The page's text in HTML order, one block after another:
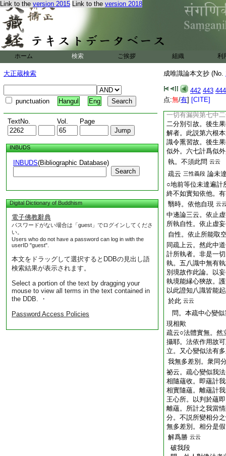
Link to the version 2015 Link to the version 2018
ホーム 検索 ご挨拶 組織 利
大正蔵検索
punctuation Hangul Eng
TextNo. Vol. Page
INBUDS
INBUDS(Bibliographic Database)
Search
Digital Dictionary of Buddhism
電子佛教辭典
パスワードがない場合は「guest」でログインしてくださ
い。
Users who do not have a password can log in with the
userID "guest".
本文をドラッグして選択するとDDBの見出し語
検索結果が表示されます。
Select a portion of the text by dragging your
mouse to view all terms in the text contained in
the DDB. ・
Password Access Policies
成唯識論本文抄 (No.
442 443 444
点:無/有] [CITE]
我執行。故心起時
有漏位似我法。無
前依執説。分別熏
依無漏。無漏之心
相生 云云
要云。我法分別熏
云。諸識生似我法
之力。爲亦不由。
別。後生果時應不
但説我法熏爲因。
一切有漏與第七中
二分別引故。後生
解者。此説第六根
識令熏習故。後生
似外。六七計爲似
執。不須此問 云云
疏云 三性義段 論未
○地前等位未達遍計
終不如實知依他。
翳時。依他自現 云
中邊論三云。依止
所執自性。依止虚
自性。依止所能取
同疏上云。然此中
計所執者。非是一
執。五八識中無有
別境故作此論。以
執境能縁心狹故。
以此證知八識皆能
於此 云云
問。本疏中心變
現相歟
疏云○法體實無。然
攝耶。法依作用故
立。又心變似法有
我無多差別。衆同
祕云。疏心變似我
相隨蘊收。即蘊計
相實隨蘊。離蘊計
王心所。以判於蘊
離蘊。所計之我當
分。不説所變相分
無多差別。相分是
解爲勝 云云
破我段